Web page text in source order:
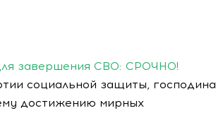
завершения СВО: СРОЧНО!
социальной защиты, господина
достижению мирных